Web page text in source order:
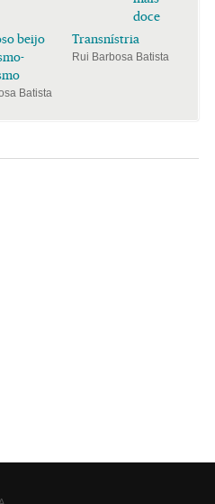
beijo
Batista
doce
Transnístria
Rui Barbosa Batista